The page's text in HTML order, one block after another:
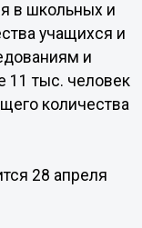
в школьных и
учащихся и
и
11 тыс. человек
количества
28 апреля